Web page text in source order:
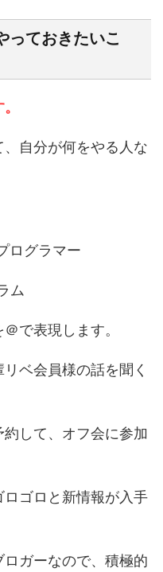
っておきたいこ
自分が何をやる人な
ログラマー
ム
で表現します。
ベ会員様の話を聞く
して、オフ会に参加
ゴロと新情報が入手
ガーなので、積極的